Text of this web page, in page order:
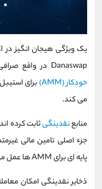
Danaswap در واقع صرافی غیرمتمرکزی است که از
خودکار (AMM)
برای
می کند.
منابعنقدینگیثابت کرده
جزء اصلی تامین مالی
پایه ای برای AMM ها عمل می کنند.